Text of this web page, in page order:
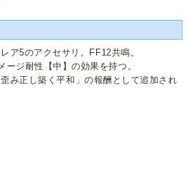
ア5のアクセサリ。FF12共鳴。
ージ耐性【中】の効果を持つ。
み正し築く平和」の報酬として追加され